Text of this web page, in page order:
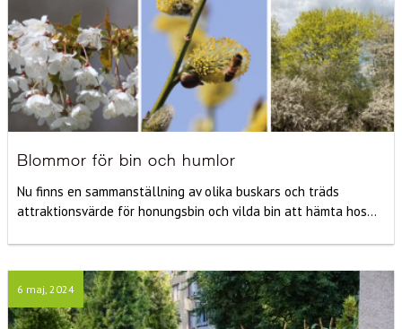
Blommor för bin och humlor
Nu finns en sammanställning av olika buskars och träds
attraktionsvärde för honungsbin och vilda bin att hämta hos...
6 maj, 2024